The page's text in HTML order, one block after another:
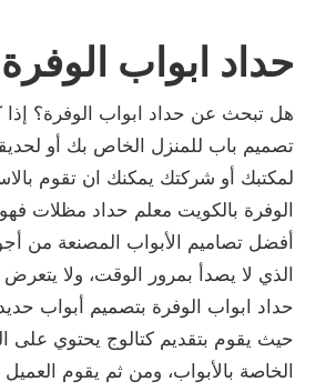
حداد ابواب الوفرة
هل تبحث عن حداد ابواب الوفرة؟
تصميم باب للمنزل الخاص بك أو
لمكتبك أو شركتك يمكنك ان تقوم
الوفرة بالكويت معلم حداد مظلات
أفضل تصاميم الأبواب المصنعة من
الذي لا يصدأ بمرور الوقت، ولا يتعرض
حداد ابواب الوفرة بتصميم أبواب
حيث يقوم بتقديم كتالوج يحتوي على
الخاصة بالأبواب، ومن ثم يقوم العميل